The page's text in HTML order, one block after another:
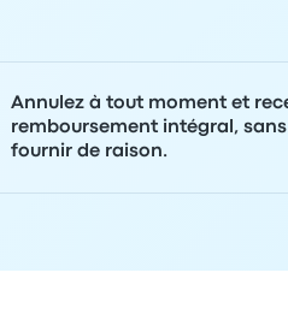
Annulez à tout moment et
remboursement intégral,
fournir de raison.